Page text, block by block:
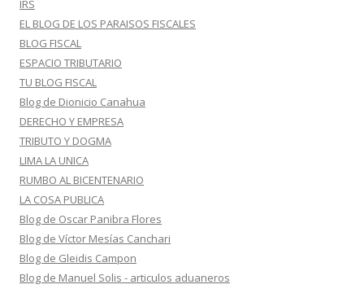
IRS
EL BLOG DE LOS PARAISOS FISCALES
BLOG FISCAL
ESPACIO TRIBUTARIO
TU BLOG FISCAL
Blog de Dionicio Canahua
DERECHO Y EMPRESA
TRIBUTO Y DOGMA
LIMA LA UNICA
RUMBO AL BICENTENARIO
LA COSA PUBLICA
Blog de Oscar Panibra Flores
Blog de Víctor Mesías Canchari
Blog de Gleidis Campon
Blog de Manuel Solis - articulos aduaneros